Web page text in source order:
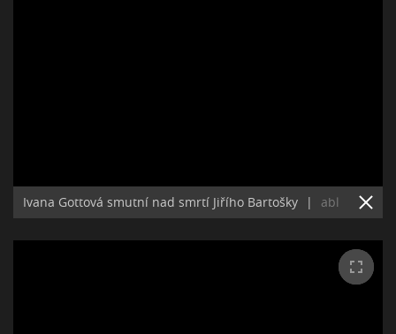
Ivana Gottová smutní nad smrtí Jiřího Bartošky | abl